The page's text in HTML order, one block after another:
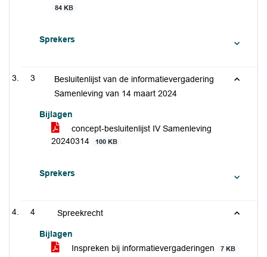
84 KB
Sprekers
3
Besluitenlijst van de informatievergadering
Samenleving van 14 maart 2024
Bijlagen
concept-besluitenlijst IV Samenleving
20240314
100 KB
Sprekers
4 Spreekrecht
Bijlagen
Inspreken bij informatievergaderingen
7 KB